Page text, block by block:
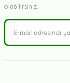
olabilirsiniz.